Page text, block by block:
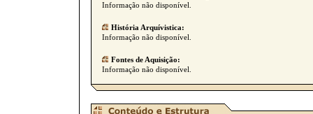
Informação não disponível.
História Arquívistica:
Informação não disponível.
Fontes de Aquisição:
Informação não disponível.